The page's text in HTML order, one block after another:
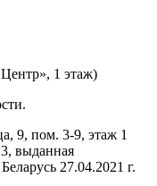
1 этаж)
9, пом. 3-9, этаж 1
выданная
27.04.2021 г.